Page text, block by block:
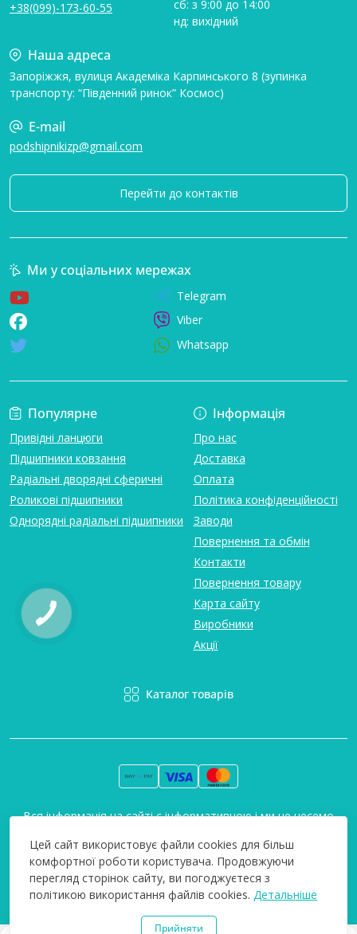
+38(099)-173-60-55
сб: з 9:00 до 14:00
нд: вихідний
Наша адреса
Запоріжжя, вулиця Академіка Карпинського 8 (зупинка
транспорту: “Південний ринок” Космос)
E-mail
podshipnikizp@gmail.com
Перейти до контактів
Популярне
Привідні ланцюги
Підшипники ковзання
Радіальні дворядні сферичні
Роликові підшипники
Однорядні радіальні підшипники
Інформація
Про нас
Доставка
Оплата
Політика конфіденційності
Заводи
Повернення та обмін
Контакти
Повернення товару
Карта сайту
Виробники
Акції
Каталог товарів
Ми у соціальних мережах
Telegram
Viber
Whatsapp
Вся інформація на сайті є інформативною і ми не несемо
2026
Цей сайт використовує файли cookies для більш
комфортної роботи користувача. Продовжуючи
перегляд сторінок сайту, ви погоджуєтеся з
політикою використання файлів cookies. Детальніше
Прийняти